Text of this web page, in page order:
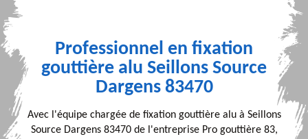
Professionnel en fixation
gouttière alu Seillons Source
Dargens 83470
Avec l'équipe chargée de fixation gouttière alu à Seillons
Source Dargens 83470 de l'entreprise Pro gouttière 83,